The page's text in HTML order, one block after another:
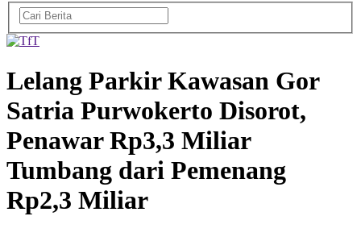
Lelang Parkir Kawasan Gor
Satria Purwokerto Disorot,
Penawar Rp3,3 Miliar
Tumbang dari Pemenang
Rp2,3 Miliar